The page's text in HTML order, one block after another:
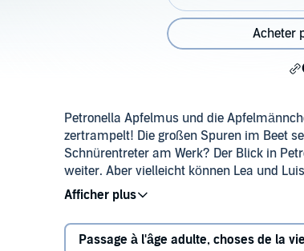
Acheter
Petronella Apfelmus und die
zertrampelt! Die großen Spuren im Beet
Schnürentreter am Werk? Der Blick in
weiter. Aber vielleicht können Lea und
legen?
©2020 Lübbe Audio (P)2020 Lübbe Audio
Passage à l'âge adulte, choses de la vie